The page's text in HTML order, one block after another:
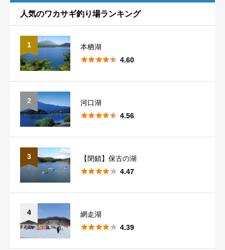
新潟
人気のワカサギ釣り場ランキング
1
本栖湖
 4.60
2
河口湖
 4.56
3
【閉鎖】保古の湖
 4.47
4
網走湖
 4.39